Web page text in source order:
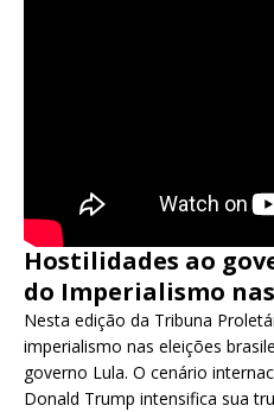
Hostilidades ao
do Imperialismo
Nesta edição da Tribuna
imperialismo nas eleições
governo Lula. O cenário
Donald Trump intensifica sua